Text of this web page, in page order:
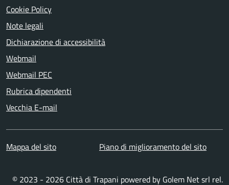
Cookie Policy
Note legali
Dichiarazione di accessibilità
Webmail
Webmail PEC
Rubrica dipendenti
Vecchia E-mail
Mappa del sito Piano di miglioramento del sito
© 2023 - 2026 Città di Trapani powered by Golem Net srl rel.